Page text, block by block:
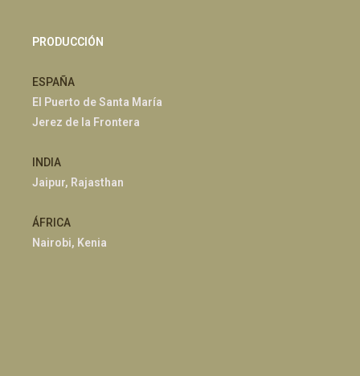
PRODUCCIÓN
ESPAÑA
El Puerto de Santa María
Jerez de la Frontera
INDIA
Jaipur, Rajasthan
ÁFRICA
Nairobi, Kenia